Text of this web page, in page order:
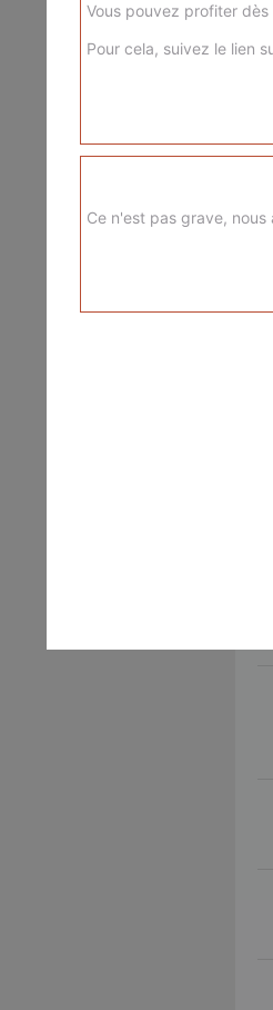
Vous pouvez profiter
Pour cela, suivez le lien
Ce n'est pas grave,